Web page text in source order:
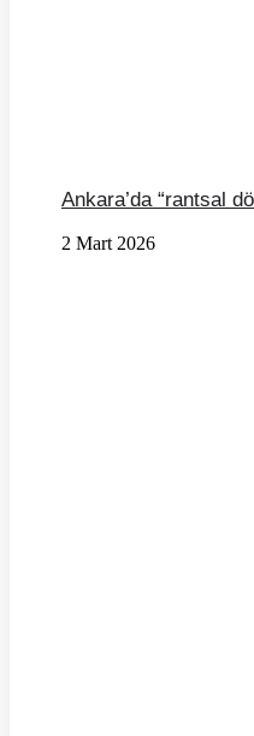
Ankara’da “rantsal
2 Mart 2026